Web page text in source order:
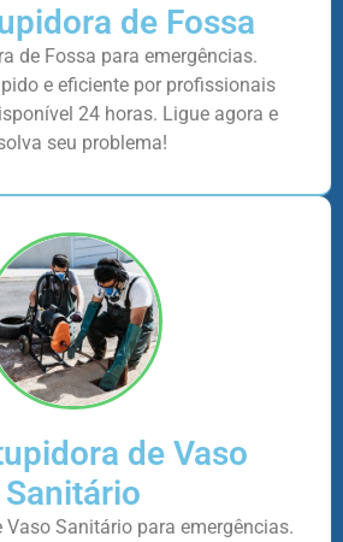
de Fossa
de Fossa para emergências.
e eficiente por profissionais
24 horas. Ligue agora e
seu problema!
de Vaso
Sanitário
Vaso Sanitário para emergências.